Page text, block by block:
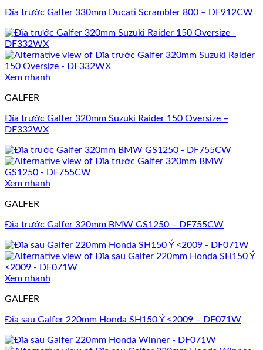
Đĩa trước Galfer 330mm Ducati Scrambler 800 – DF912CW
Xem nhanh
GALFER
Đĩa trước Galfer 320mm Suzuki Raider 150 Oversize –
DF332WX
Xem nhanh
GALFER
Đĩa trước Galfer 320mm BMW GS1250 – DF755CW
Xem nhanh
GALFER
Đĩa sau Galfer 220mm Honda SH150 Ý <2009 – DF071W